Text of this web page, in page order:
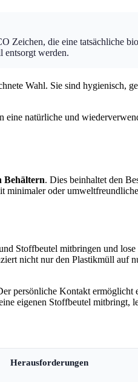
Zeichen, die eine tatsächliche
entsorgt werden.
Wahl. Sie sind hygienisch,
natürliche und
Behältern. Dies beinhaltet den
minimaler oder
Stoffbeutel mitbringen und
nicht nur den Plastikmüll auf
persönliche Kontakt
eigenen Stoffbeutel mitbringt,
Herausforderungen